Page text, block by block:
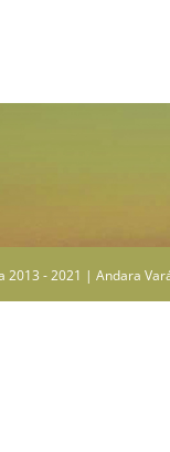
2013 - 2021 | Andara